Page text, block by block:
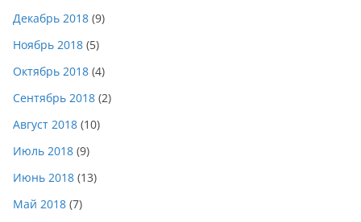
Декабрь 2018 (9)
Ноябрь 2018 (5)
Октябрь 2018 (4)
Сентябрь 2018 (2)
Август 2018 (10)
Июль 2018 (9)
Июнь 2018 (13)
Май 2018 (7)